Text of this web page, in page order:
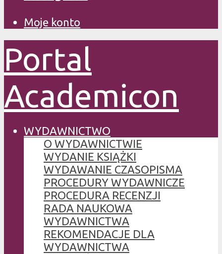
Moje konto
Portal
Academicon
WYDAWNICTWO
O WYDAWNICTWIE
WYDANIE KSIĄŻKI
WYDAWANIE CZASOPISMA
PROCEDURY WYDAWNICZE
PROCEDURA RECENZJI
RADA NAUKOWA
WYDAWNICTWA
REKOMENDACJE DLA
WYDAWNICTWA